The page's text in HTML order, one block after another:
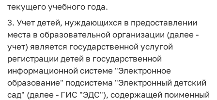
текущего учебного года.
3. Учет детей, нуждающихся в предоставлении
места в образовательной организации (далее -
учет) является государственной услугой
регистрации детей в государственной
информационной системе "Электронное
образование" подсистема "Электронный детский
сад" (далее - ГИС "ЭДС"), содержащей поименный